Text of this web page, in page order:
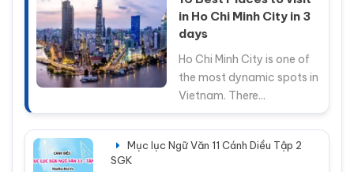
in Ho Chi Minh City in 3
days
Ho Chi Minh City is one of
the most dynamic spots in
Vietnam. There...
Mục lục Ngữ Văn 11 Cánh Diều Tập 2
SGK